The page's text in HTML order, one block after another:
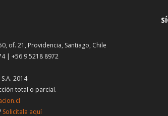
of. 21, Providencia, Santiago, Chile
| +56 9 5218 8972
2014
total o parcial.
Solicítala aquí